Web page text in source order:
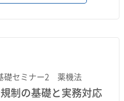
礎セミナー2 薬機法
制の基礎と実務対応